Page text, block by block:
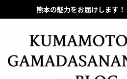
をお届けします！